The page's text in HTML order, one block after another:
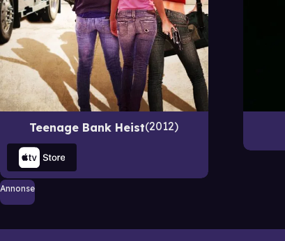
Teenage Bank Heist 2012
Annonse